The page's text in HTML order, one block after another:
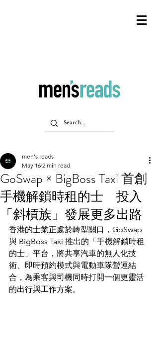
GoSwap × BigBoss Taxi 首創
手機解鎖時租的士 投入
「斜槓族」發展更多出路
men's reads
May 16 2 min read
香港的士業正處於轉型關口，GoSwap
與 BigBoss Taxi 推出的「手機解鎖時租
的士」平台，將共享汽車的無人化技
術、即時預約模式與電動車隊營運結
合，為乘客與司機同時打開一個更靈活
的出行與工作方案。